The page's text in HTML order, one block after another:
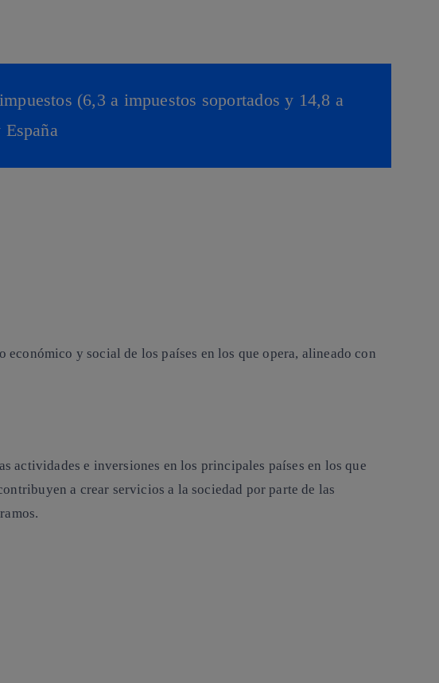
(6,3 a impuestos soportados y 14,8 a
y social de los países en los que opera, alineado con
actividades e inversiones en los principales países en los que
a crear servicios a la sociedad por parte de las